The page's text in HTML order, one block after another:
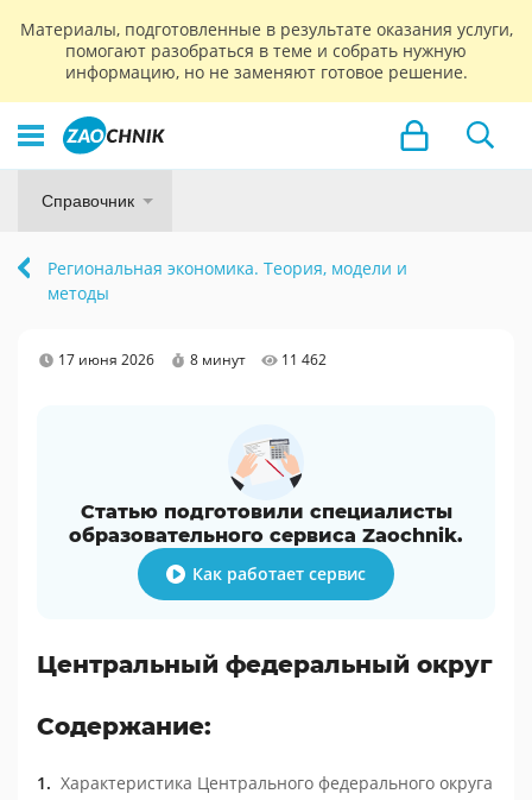
Материалы, подготовленные в результате оказания услуги,
помогают разобраться в теме и собрать нужную
информацию, но не заменяют готовое решение.
Справочник
Региональная экономика. Теория, модели и
методы
17 июня 2026 8 минут 11 462
Статью подготовили специалисты
образовательного сервиса Zaochnik.
Как работает сервис
Центральный федеральный округ
Содержание:
Характеристика Центрального федерального округа